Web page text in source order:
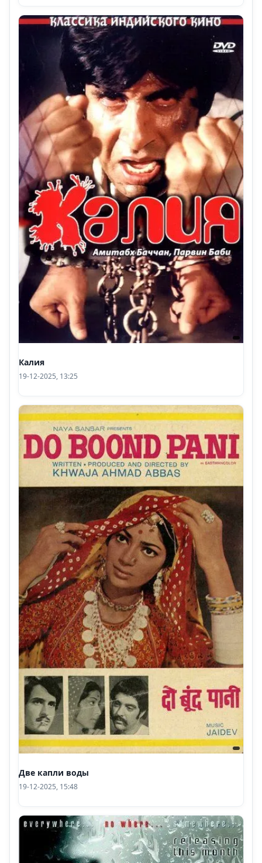
Калия
19-12-2025, 13:25
Две капли воды
19-12-2025, 15:48